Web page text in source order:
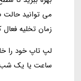
می توانید حالت
زمان تخلیه فعال
لپ تاپ خود را
ساعت یا یک شب